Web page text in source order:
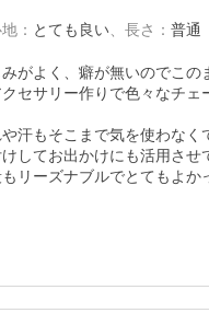
： とても良い 長さ ： 普通
がよく、癖が無いのでこの
クセサリー作りで色々なチ
汗もそこまで気を使わな
してお出かけにも活用させ
リーズナブルでとてもよか